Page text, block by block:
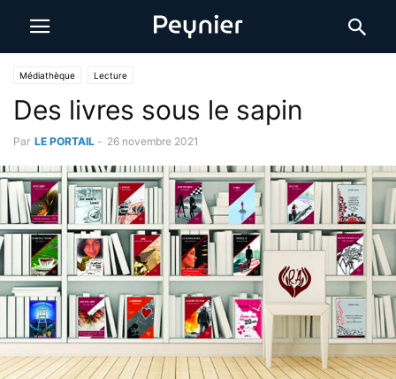
Médiathèque Lecture
Des livres sous le sapin
Par LE PORTAIL - 26 novembre 2021